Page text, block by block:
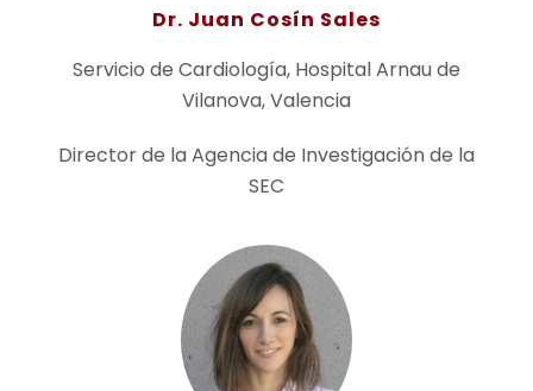
Dr. Juan Cosín Sales
Servicio de Cardiología, Hospital Arnau de
Vilanova, Valencia
Director de la Agencia de Investigación de la
SEC